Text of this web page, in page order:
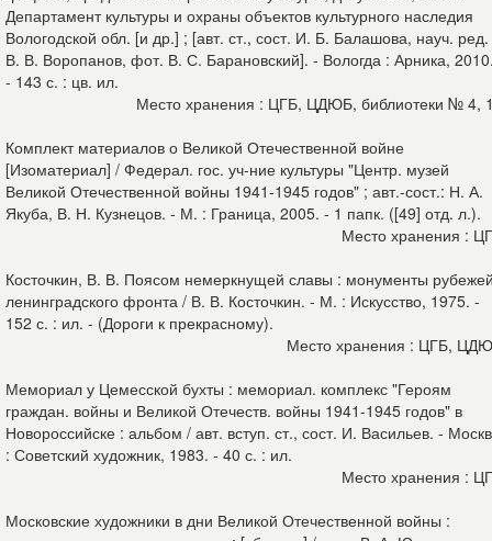
Департамент культуры и охраны объектов культурного наследия
Вологодской обл. [и др.] ; [авт. ст., сост. И. Б. Балашова, науч. ред.
В. В. Воропанов, фот. В. С. Барановский]. - Вологда : Арника,
- 143 с. : цв. ил.
Место хранения : ЦГБ, ЦДЮБ, библиотеки № 4,
Комплект материалов о Великой Отечественной войне
[Изоматериал] / Федерал. гос. уч-ние культуры "Центр. музей
Великой Отечественной войны 1941-1945 годов" ; авт.-сост.: Н. А.
Якуба, В. Н. Кузнецов. - М. : Граница, 2005. - 1 папк. ([49] отд. л.).
Место хранения :
Косточкин, В. В. Поясом немеркнущей славы : монументы
ленинградского фронта / В. В. Косточкин. - М. : Искусство, 1975. -
152 с. : ил. - (Дороги к прекрасному).
Место хранения : ЦГБ,
Мемориал у Цемесской бухты : мемориал. комплекс "Героям
граждан. войны и Великой Отечеств. войны 1941-1945 годов" в
Новороссийске : альбом / авт. вступ. ст., сост. И. Васильев. -
: Советский художник, 1983. - 40 с. : ил.
Место хранения :
Московские художники в дни Великой Отечественной войны :